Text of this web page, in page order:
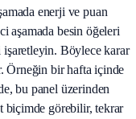
enerji ve puan
aşamada besin öğeleri
Böylece karar
Örneğin bir hafta içinde
bu panel üzerinden
biçimde görebilir, tekrar